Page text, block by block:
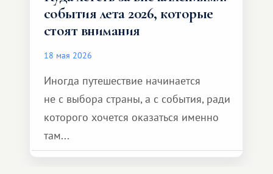
события лета 2026, которые
стоят внимания
18 мая 2026
Иногда путешествие начинается
не с выбора страны, а с события, ради
которого хочется оказаться именно
там...